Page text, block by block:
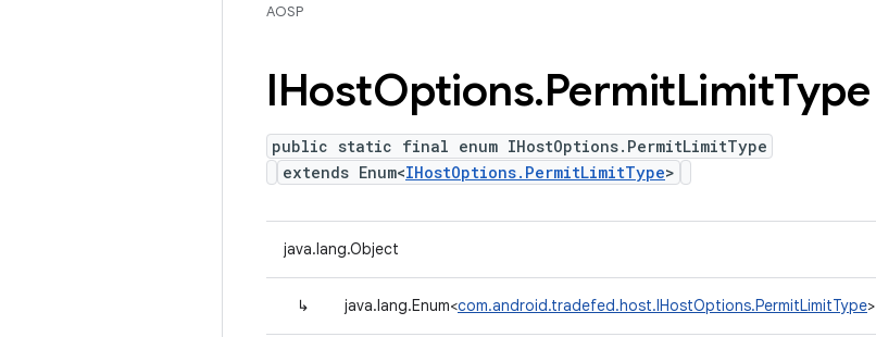
AOSP
IHostOptions.PermitLimitType
public static final enum IHostOptions.PermitLimitType
extends Enum<IHostOptions.PermitLimitType>
java.lang.Object
↳ java.lang.Enum<com.android.tradefed.host.IHostOptions.PermitLimitType>